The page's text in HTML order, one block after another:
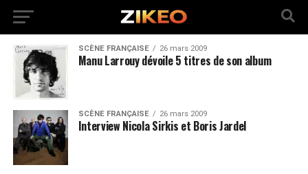
SCÈNE FRANÇAISE 26 mars 2009
Manu Larrouy dévoile 5 titres de son album
SCÈNE FRANÇAISE 26 mars 2009
Interview Nicola Sirkis et Boris Jardel